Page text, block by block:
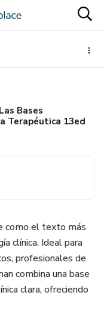
Bases
Terapéutica 13ed
como el texto más
clínica. Ideal para
profesionales de
combina una base
clara, ofreciendo